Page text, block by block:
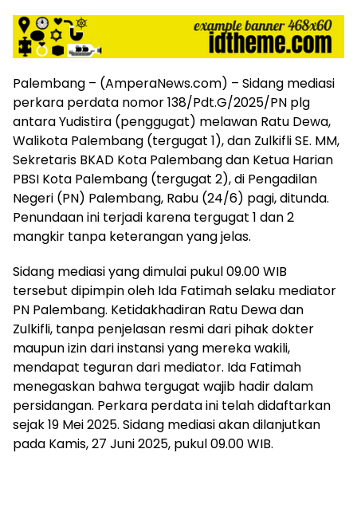
maupun
media
siber
lainnya,
desain
Koran
dan
media
siber
lebih
eksklusif,
bergaya
trendi,
mengandung
edukasi,
gaya
hidup,
hiburan,
bebas
SARA,
narkoba
dan
berita
asusila
Palembang – (AmperaNews.com) – Sidang mediasi
perkara perdata nomor 138/Pdt.G/2025/PN plg
antara Yudistira (penggugat) melawan Ratu Dewa,
Walikota Palembang (tergugat 1), dan Zulkifli SE. MM,
Sekretaris BKAD Kota Palembang dan Ketua Harian
PBSI Kota Palembang (tergugat 2), di Pengadilan
Negeri (PN) Palembang, Rabu (24/6) pagi, ditunda.
Penundaan ini terjadi karena tergugat 1 dan 2
mangkir tanpa keterangan yang jelas.
Sidang mediasi yang dimulai pukul 09.00 WIB
tersebut dipimpin oleh Ida Fatimah selaku mediator
PN Palembang. Ketidakhadiran Ratu Dewa dan
Zulkifli, tanpa penjelasan resmi dari pihak dokter
maupun izin dari instansi yang mereka wakili,
mendapat teguran dari mediator. Ida Fatimah
menegaskan bahwa tergugat wajib hadir dalam
persidangan. Perkara perdata ini telah didaftarkan
sejak 19 Mei 2025. Sidang mediasi akan dilanjutkan
pada Kamis, 27 Juni 2025, pukul 09.00 WIB.